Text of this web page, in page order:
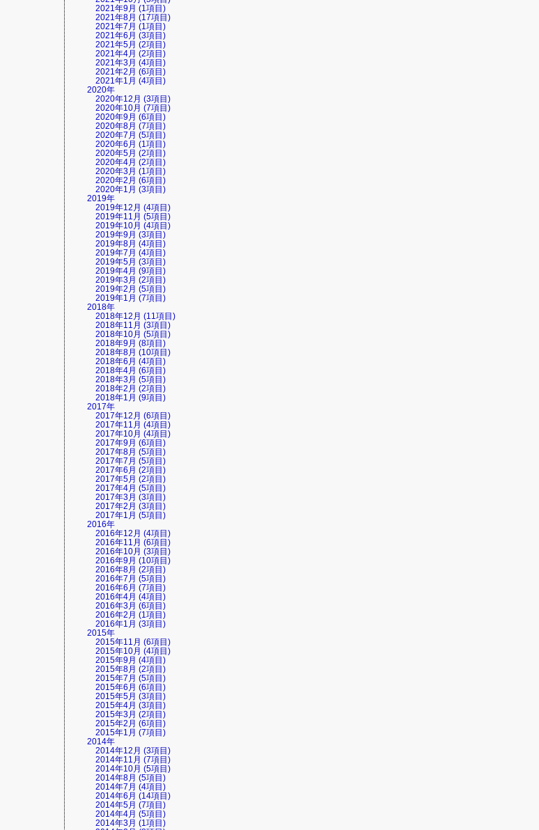
2021年9月 (1項目)
2021年8月 (17項目)
2021年7月 (1項目)
2021年6月 (3項目)
2021年5月 (2項目)
2021年4月 (2項目)
2021年3月 (4項目)
2021年2月 (6項目)
2021年1月 (4項目)
2020年
2020年12月 (3項目)
2020年10月 (7項目)
2020年9月 (6項目)
2020年8月 (7項目)
2020年7月 (5項目)
2020年6月 (1項目)
2020年5月 (2項目)
2020年4月 (2項目)
2020年3月 (1項目)
2020年2月 (6項目)
2020年1月 (3項目)
2019年
2019年12月 (4項目)
2019年11月 (5項目)
2019年10月 (4項目)
2019年9月 (3項目)
2019年8月 (4項目)
2019年7月 (4項目)
2019年5月 (3項目)
2019年4月 (9項目)
2019年3月 (2項目)
2019年2月 (5項目)
2019年1月 (7項目)
2018年
2018年12月 (11項目)
2018年11月 (3項目)
2018年10月 (5項目)
2018年9月 (8項目)
2018年8月 (10項目)
2018年6月 (4項目)
2018年4月 (6項目)
2018年3月 (5項目)
2018年2月 (2項目)
2018年1月 (9項目)
2017年
2017年12月 (6項目)
2017年11月 (4項目)
2017年10月 (4項目)
2017年9月 (6項目)
2017年8月 (5項目)
2017年7月 (5項目)
2017年6月 (2項目)
2017年5月 (2項目)
2017年4月 (5項目)
2017年3月 (3項目)
2017年2月 (3項目)
2017年1月 (5項目)
2016年
2016年12月 (4項目)
2016年11月 (6項目)
2016年10月 (3項目)
2016年9月 (10項目)
2016年8月 (2項目)
2016年7月 (5項目)
2016年6月 (7項目)
2016年4月 (4項目)
2016年3月 (6項目)
2016年2月 (1項目)
2016年1月 (3項目)
2015年
2015年11月 (6項目)
2015年10月 (4項目)
2015年9月 (4項目)
2015年8月 (2項目)
2015年7月 (5項目)
2015年6月 (6項目)
2015年5月 (3項目)
2015年4月 (3項目)
2015年3月 (2項目)
2015年2月 (6項目)
2015年1月 (7項目)
2014年
2014年12月 (3項目)
2014年11月 (7項目)
2014年10月 (5項目)
2014年8月 (5項目)
2014年7月 (4項目)
2014年6月 (14項目)
2014年5月 (7項目)
2014年4月 (5項目)
2014年3月 (1項目)